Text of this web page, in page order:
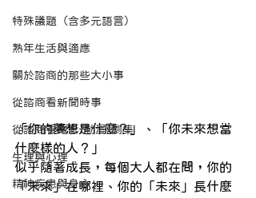
特殊議題（含多元語言）
熟年生活與適應
關於諮商的那些大小事
從諮商看新聞時事
從諮商看電影/動漫/劇集
生理與心理
精神疾患與身心
「你的夢想是什麼？」、「你未來想當
什麼樣的人？」
似乎隨著成長，每個大人都在問，你的
「未來」在哪裡、你的「未來」長什麼